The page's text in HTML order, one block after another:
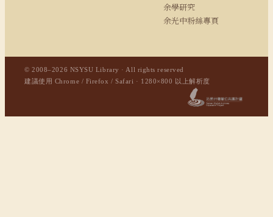
余學研究
余光中粉絲專頁
© 2008–2026 NSYSU Library · All rights reserved
建議使用 Chrome / Firefox / Safari · 1280×800 以上解析度